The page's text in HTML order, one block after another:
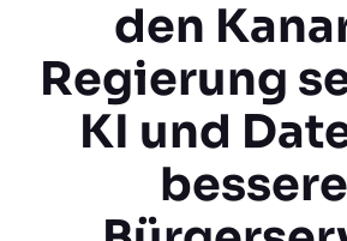
den
Regierung
KI und